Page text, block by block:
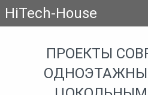
HiTech-House
ПРОЕКТЫ